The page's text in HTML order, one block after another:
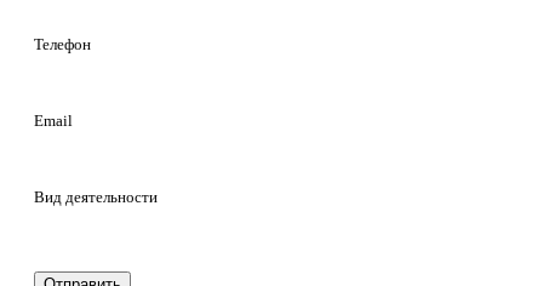
Телефон
Email
Вид деятельности